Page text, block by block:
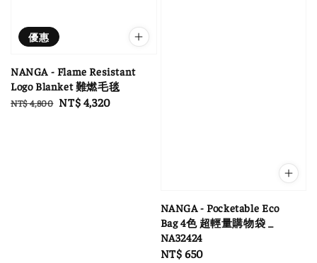
優惠
NANGA - Flame Resistant
Logo Blanket 難燃毛毯
Regular
NT$ 4,800 Sale
NT$ 4,320
NANGA - Pocketable Eco
Bag 4色 超輕量購物袋 _
NA32424
Regular
NT$ 650